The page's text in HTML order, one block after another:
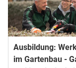
Ausbildung:
im Gartenbau -